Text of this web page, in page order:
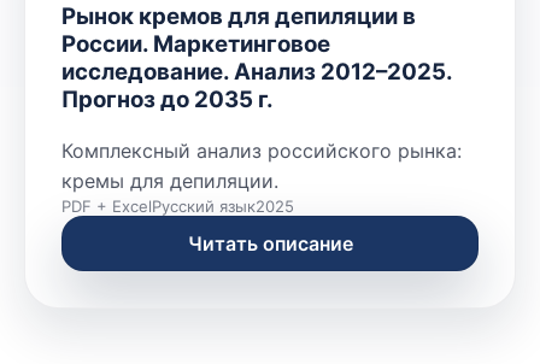
Рынок кремов для депиляции в
России. Маркетинговое
исследование. Анализ 2012–2025.
Прогноз до 2035 г.
Комплексный анализ российского рынка:
кремы для депиляции.
PDF + ExcelРусский язык2025
Читать описание